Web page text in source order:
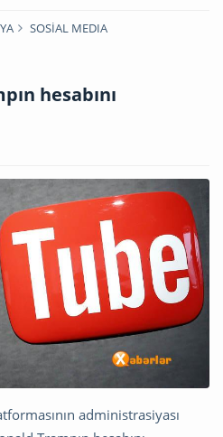
SOSİAL MEDIA
hesabını
administrasiyası